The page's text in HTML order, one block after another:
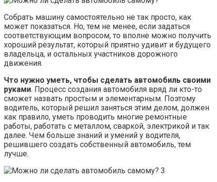
Собрать машину самостоятельно не так просто, как
может показаться. Но, тем не менее, если задаться
соответствующим вопросом, то вполне можно получить
хороший результат, который приятно удивит и будущего
владельца, и остальных участников дорожного
движения.
Что нужно уметь, чтобы сделать автомобиль своими
руками. Процесс создания автомобиля вряд ли кто-то
сможет назвать простым и элементарным. Поэтому
водитель, который решил заняться этим делом, должен
как правило, уметь проводить многие ремонтные
работы, работать с металлом, сваркой, электрикой и так
далее. Чем больше знаний и умений у водителя,
решившего создать собственный автомобиль, тем
лучше.